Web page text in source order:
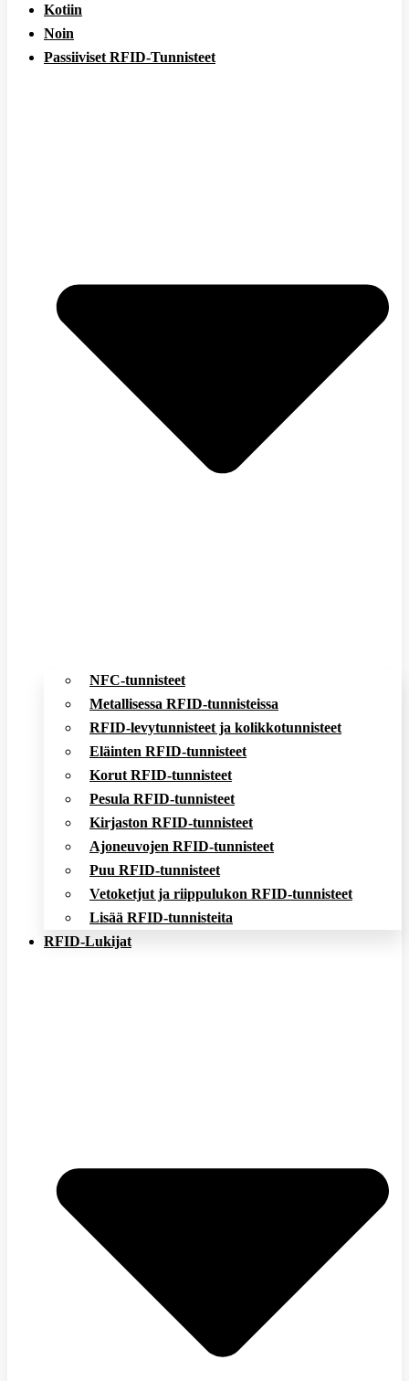
Kotiin
Noin
Passiiviset RFID-Tunnisteet
NFC-tunnisteet
Metallisessa RFID-tunnisteissa
RFID-levytunnisteet ja kolikkotunnisteet
Eläinten RFID-tunnisteet
Korut RFID-tunnisteet
Pesula RFID-tunnisteet
Kirjaston RFID-tunnisteet
Ajoneuvojen RFID-tunnisteet
Puu RFID-tunnisteet
Vetoketjut ja riippulukon RFID-tunnisteet
Lisää RFID-tunnisteita
RFID-Lukijat